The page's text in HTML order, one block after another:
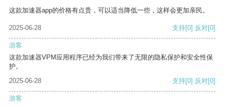
这款加速器app的价格有点贵，可以适当降低一些，这样会更加亲民。
2025-06-28 支持[0] 反对[0]
游客
这款加速器VPM应用程序已经为我们带来了无限的隐私保护和安全性保
护。
2025-06-28
支持[0] 反对[0]
游客